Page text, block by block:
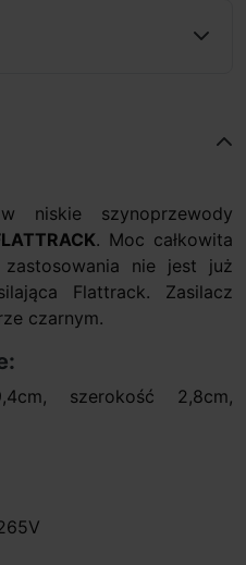
niskie szynoprzewody
. Moc całkowita
nie jest już
Flattrack. Zasilacz
czarnym.
szerokość 2,8cm,